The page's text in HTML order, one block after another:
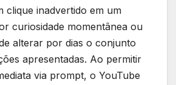
clique inadvertido em um
curiosidade momentânea ou
alterar por dias o conjunto
apresentadas. Ao permitir
via prompt, o YouTube